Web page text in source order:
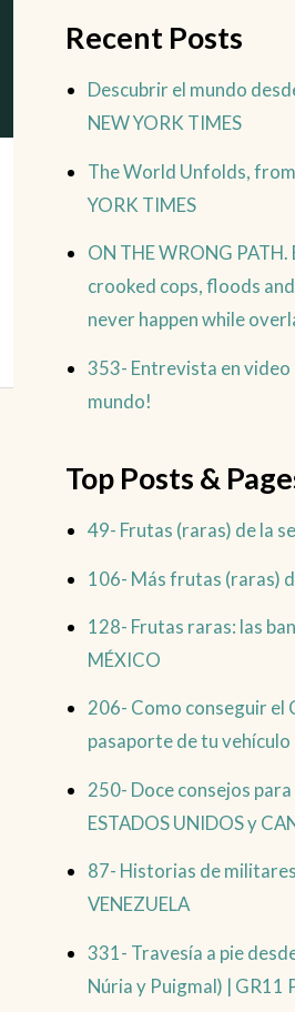
Recent Posts
Descubrir el mundo
NEW YORK TIMES
The World Unfolds,
YORK TIMES
ON THE WRONG
crooked cops, floods
never happen while
353- Entrevista en video
mundo!
Top Posts &
49- Frutas (raras) de la
106- Más frutas (raras)
128- Frutas raras: las
MÉXICO
206- Como conseguir el
pasaporte de tu vehículo
250- Doce consejos
ESTADOS UNIDOS y
87- Historias de
VENEZUELA
331- Travesía a pie
Núria y Puigmal) | GR11